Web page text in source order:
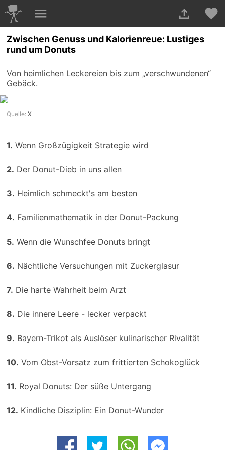
Zwischen Genuss und Kalorienreue: Lustiges
rund um Donuts
Von heimlichen Leckereien bis zum „verschwundenen“
Gebäck.
Quelle:X
1. Wenn Großzügigkeit Strategie wird
2. Der Donut-Dieb in uns allen
3. Heimlich schmeckt's am besten
4. Familienmathematik in der Donut-Packung
5. Wenn die Wunschfee Donuts bringt
6. Nächtliche Versuchungen mit Zuckerglasur
7. Die harte Wahrheit beim Arzt
8. Die innere Leere - lecker verpackt
9. Bayern-Trikot als Auslöser kulinarischer Rivalität
10. Vom Obst-Vorsatz zum frittierten Schokoglück
11. Royal Donuts: Der süße Untergang
12. Kindliche Disziplin: Ein Donut-Wunder